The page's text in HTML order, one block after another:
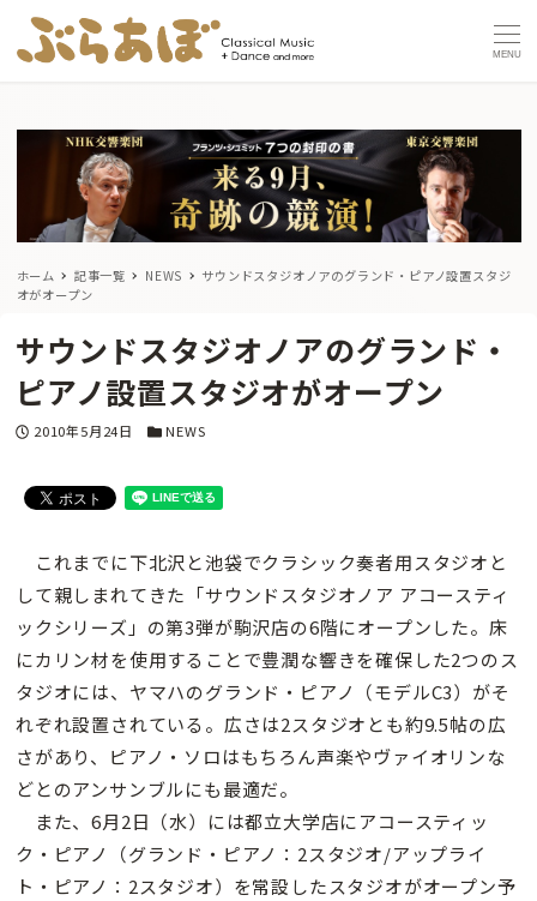
MENU
ホーム 記事一覧 NEWS
サウンドスタジオノアのグランド・ピアノ設置スタジ
オがオープン
サウンドスタジオノアのグランド・
ピアノ設置スタジオがオープン
投稿日
2010年5月24日 カテゴリー
NEWS
これまでに下北沢と池袋でクラシック奏者用スタジオと
して親しまれてきた「サウンドスタジオノア アコースティ
ックシリーズ」の第3弾が駒沢店の6階にオープンした。床
にカリン材を使用することで豊潤な響きを確保した2つのス
タジオには、ヤマハのグランド・ピアノ（モデルC3）がそ
れぞれ設置されている。広さは2スタジオとも約9.5帖の広
さがあり、ピアノ・ソロはもちろん声楽やヴァイオリンな
どとのアンサンブルにも最適だ。
また、6月2日（水）には都立大学店にアコースティッ
ク・ピアノ（グランド・ピアノ：2スタジオ/アップライ
ト・ピアノ：2スタジオ）を常設したスタジオがオープン予